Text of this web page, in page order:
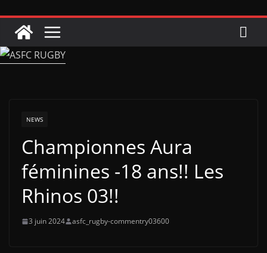
NEWS
Championnes Aura
féminines -18 ans!! Les
Rhinos 03!!
3 juin 2024 asfc_rugby-commentry03600